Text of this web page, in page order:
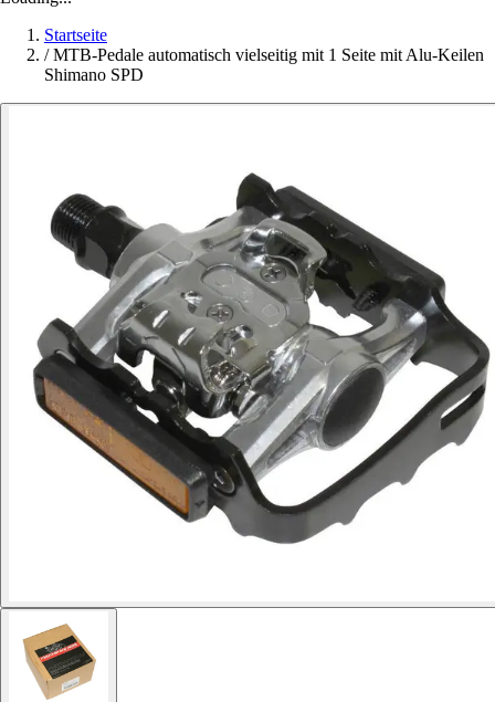
Startseite
/ MTB-Pedale automatisch vielseitig mit 1 Seite mit Alu-Keilen
Shimano SPD